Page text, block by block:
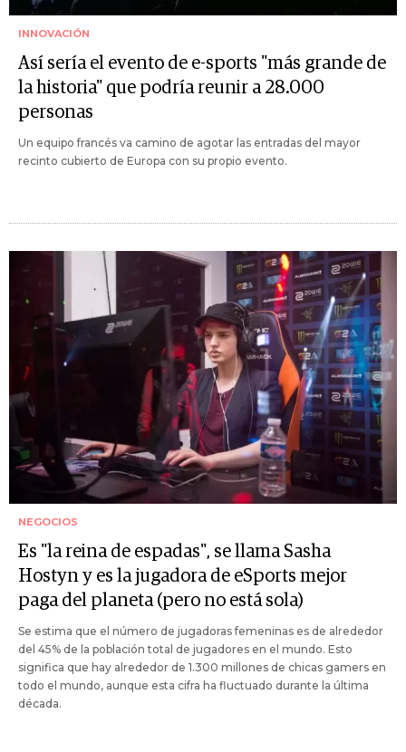
INNOVACIÓN
Así sería el evento de e-sports "más grande de
la historia" que podría reunir a 28.000
personas
Un equipo francés va camino de agotar las entradas del mayor
recinto cubierto de Europa con su propio evento.
NEGOCIOS
Es "la reina de espadas", se llama Sasha
Hostyn y es la jugadora de eSports mejor
paga del planeta (pero no está sola)
Se estima que el número de jugadoras femeninas es de alrededor
del 45% de la población total de jugadores en el mundo. Esto
significa que hay alrededor de 1.300 millones de chicas gamers en
todo el mundo, aunque esta cifra ha fluctuado durante la última
década.